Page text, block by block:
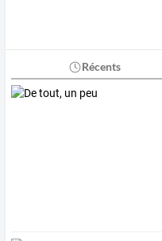
Récents